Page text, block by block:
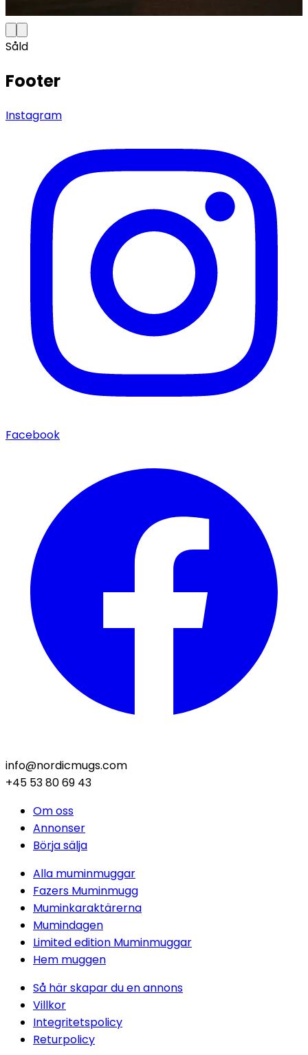
Såld
Footer
Instagram
Facebook
info@nordicmugs.com
+45 53 80 69 43
Om oss
Annonser
Börja sälja
Alla muminmuggar
Fazers Muminmugg
Muminkaraktärerna
Mumindagen
Limited edition Muminmuggar
Hem muggen
Så här skapar du en annons
Villkor
Integritetspolicy
Returpolicy